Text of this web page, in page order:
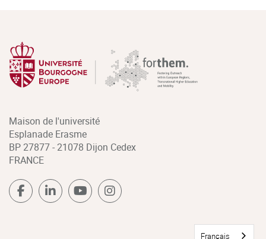
Maison de l'université
Esplanade Erasme
BP 27877 - 21078 Dijon Cedex
FRANCE
Français